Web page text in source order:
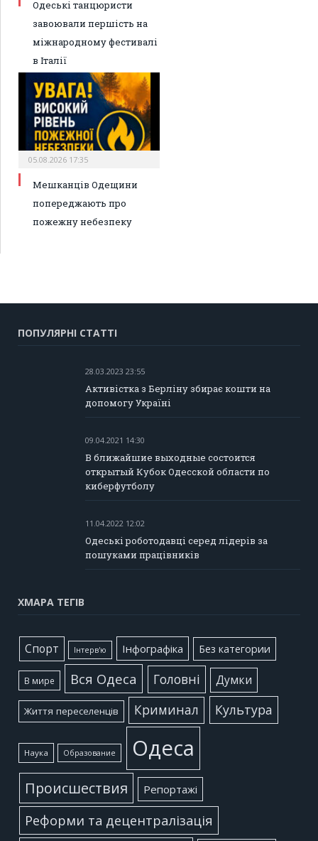
Одеські танцюристи
завоювали першість на
міжнародному фестивалі
в Італії
05.08.2026 17:35
Мешканців Одещини
попереджають про
пожежну небезпеку
ПОПУЛЯРНІ СТАТТІ
28.03.2023 23:55
Активістка з Берліну збирає кошти на
допомогу Україні
09.04.2021 14:30
В ближайшие выходные состоится
открытый Кубок Одесской области по
киберфутболу
11.04.2022 12:02
Одеські роботодавці серед лідерів за
пошуками працівників
ХМАРА ТЕГІВ
Cпорт Інтерв'ю Інфографіка Без категории
В мире Вся Одеса Головні Думки
Життя переселенців Криминал Культура
Наука Образование Одеса
Происшествия Репортажі
Реформи та децентралізація